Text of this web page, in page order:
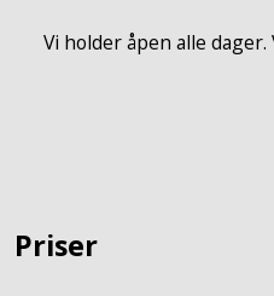
Vi holder åpen alle
Priser